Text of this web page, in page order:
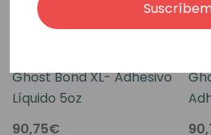
Ghost Bond XL- Adhesivo
Líquido 5oz
90,75€